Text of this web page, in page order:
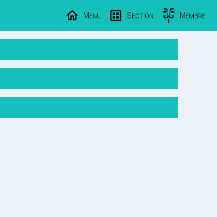
Menu Section Membre